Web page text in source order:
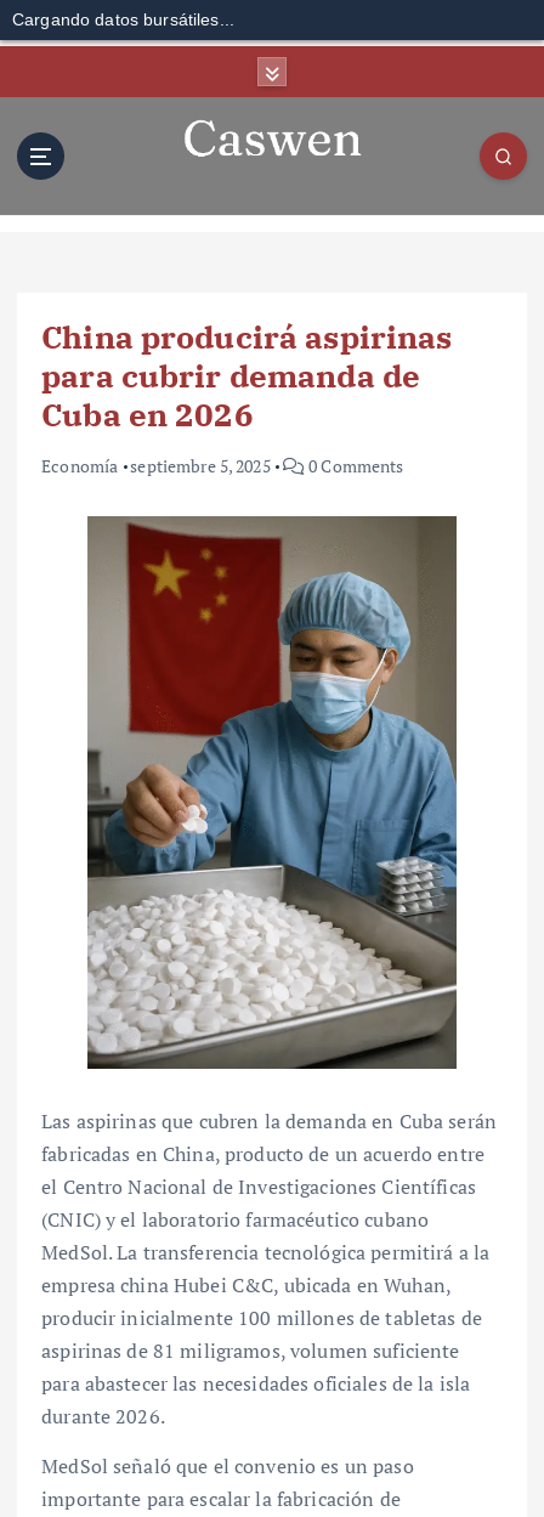
Cargando datos bursátiles...
China producirá aspirinas
para cubrir demanda de
Cuba en 2026
Economía septiembre 5, 2025 0 Comments
Las aspirinas que cubren la demanda en Cuba serán
fabricadas en China, producto de un acuerdo entre
el Centro Nacional de Investigaciones Científicas
(CNIC) y el laboratorio farmacéutico cubano
MedSol. La transferencia tecnológica permitirá a la
empresa china Hubei C&C, ubicada en Wuhan,
producir inicialmente 100 millones de tabletas de
aspirinas de 81 miligramos, volumen suficiente
para abastecer las necesidades oficiales de la isla
durante 2026.
MedSol señaló que el convenio es un paso
importante para escalar la fabricación de